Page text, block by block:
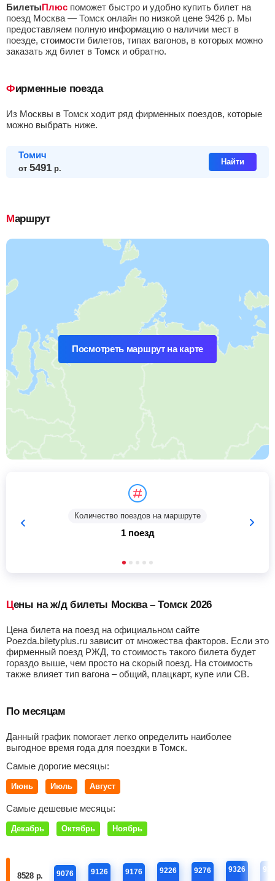
БилетыПлюс поможет быстро и удобно купить билет на
поезд Москва — Томск онлайн по низкой цене 9426 р. Мы
предоставляем полную информацию о наличии мест в
поезде, стоимости билетов, типах вагонов, в которых можно
заказать жд билет в Томск и обратно.
Фирменные поезда
из Москвы в Томск ходит ряд фирменных поездов, которые
можно выбрать ниже.
Томич
от 5491 р.
Найти
Маршрут
Посмотреть маршрут на карте
Количество поездов на маршруте
1 поезд
Цены на ж/д билеты Москва – Томск 2026
Цена билета на поезд на официальном сайте
Poezda.biletyplus.ru зависит от множества факторов. Если это
фирменный поезд РЖД, то стоимость такого билета будет
гораздо выше, чем просто на скорый поезд. На стоимость
также влияет тип вагона – общий, плацкарт, купе или СВ.
По месяцам
Данный график помогает легко определить наиболее
выгодное время года для поездки в Томск.
Самые дорогие месяцы:
Июнь Июль Август
Самые дешевые месяцы:
Декабрь Октябрь Ноябрь
8528 р. 9076 9126 9176 9226 9276 9326